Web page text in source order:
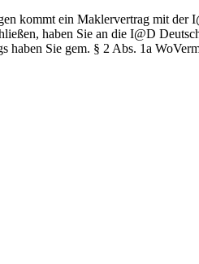
kommt ein Maklervertrag mit
haben Sie an die I@D
haben Sie gem. § 2 Abs. 1a